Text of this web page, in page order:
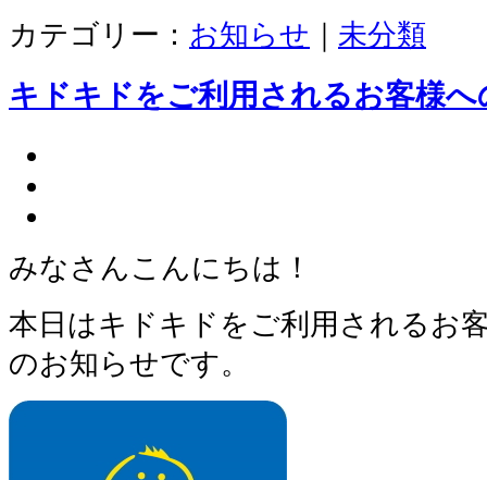
カテゴリー： お知らせ 未分類
キドキドをご利用されるお客様へ
みなさんこんにちは！
本日はキドキドをご利用されるお
のお知らせです。